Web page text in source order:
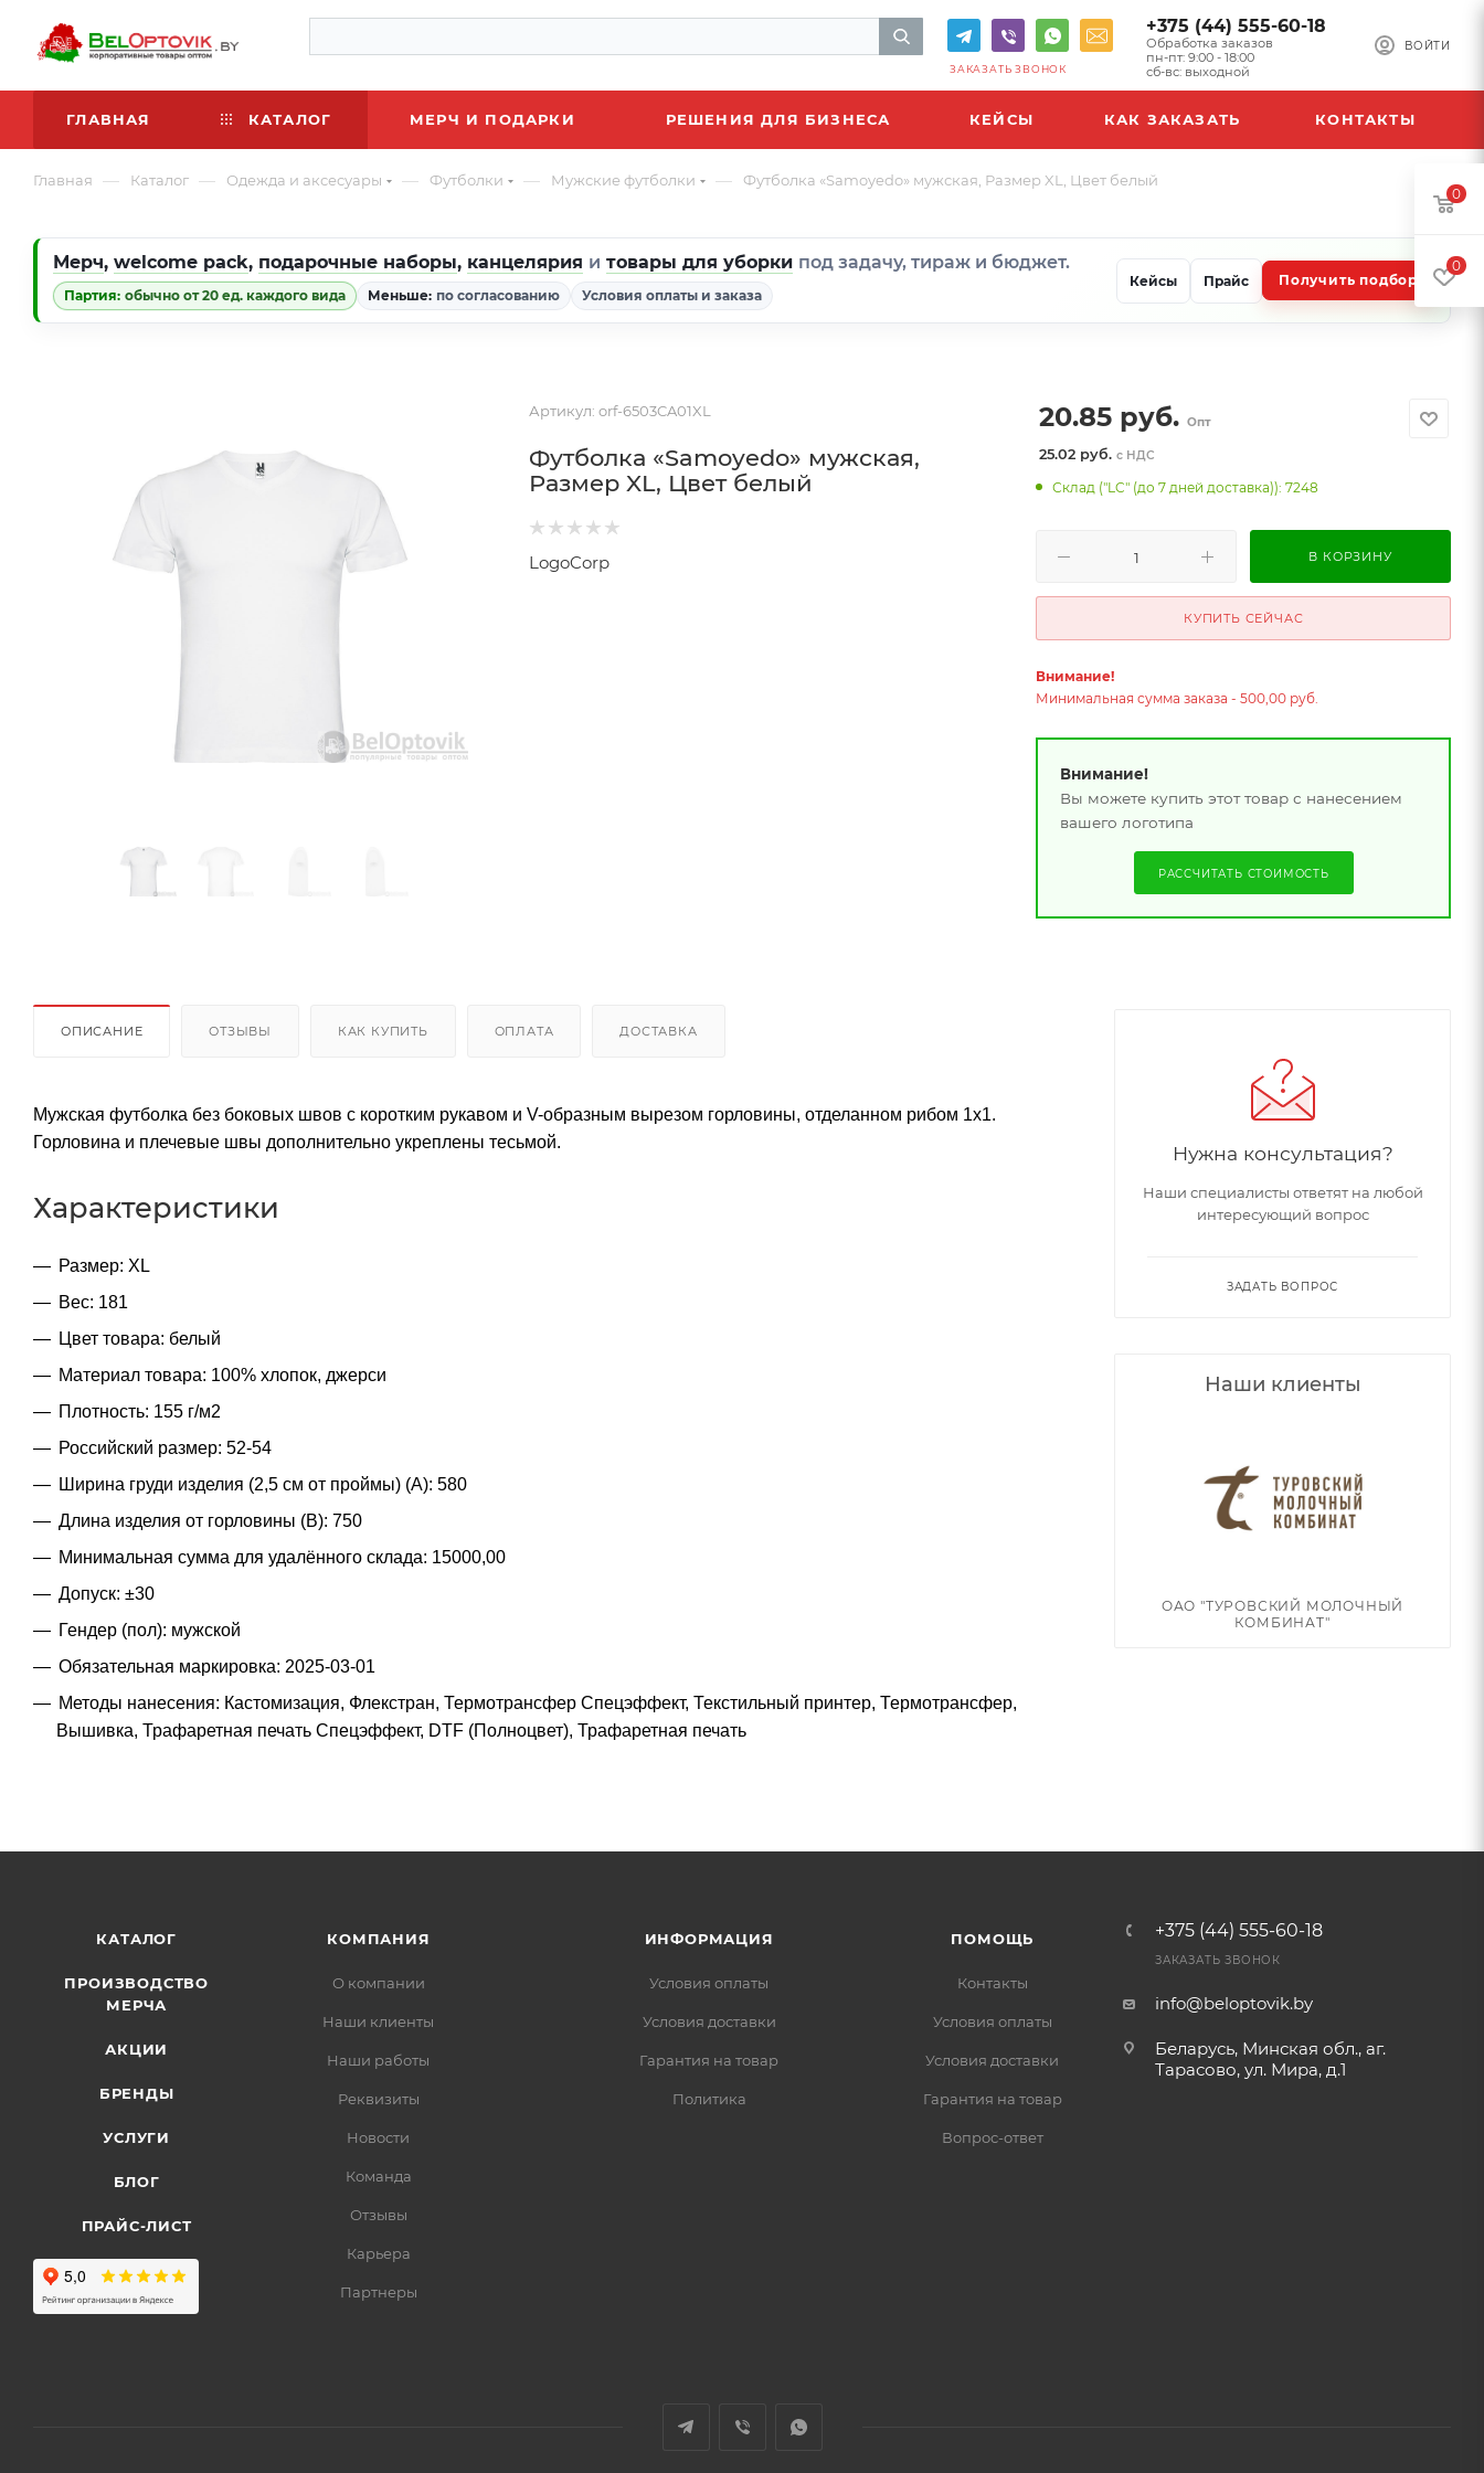
ВОЙТИ
+375 (44) 555-60-18
Обработка заказов
пн-пт: 9:00 - 18:00
сб-вс: выходной
ЗАКАЗАТЬ ЗВОНОК
ГЛАВНАЯ КАТАЛОГ МЕРЧ И ПОДАРКИ РЕШЕНИЯ ДЛЯ БИЗНЕСА КЕЙСЫ КАК ЗАКАЗАТЬ КОНТАКТЫ
Главная — Каталог — Одежда и аксесуары — Футболки — Мужские футболки — Футболка «Samoyedo» мужская, Размер XL, Цвет белый
Мерч, welcome pack, подарочные наборы, канцелярия и товары для уборки под задачу, тираж и бюджет.
Партия: обычно от 20 ед. каждого вида Меньше: по согласованию Условия оплаты и заказа
Кейсы Прайс Получить подбор
Артикул: orf-6503CA01XL
Футболка «Samoyedo» мужская,
Размер XL, Цвет белый
LogoCorp
20.85 руб. Опт
25.02 руб.с НДС
Склад ("LC" (до 7 дней доставка)): 7248
В КОРЗИНУ
КУПИТЬ СЕЙЧАС
Внимание!
Минимальная сумма заказа - 500,00 руб.
Внимание!
Вы можете купить этот товар с нанесением
вашего логотипа
РАССЧИТАТЬ СТОИМОСТЬ
ОПИСАНИЕ ОТЗЫВЫ КАК КУПИТЬ ОПЛАТА ДОСТАВКА
Мужская футболка без боковых швов с коротким рукавом и V-образным вырезом горловины, отделанном рибом 1х1.
Горловина и плечевые швы дополнительно укреплены тесьмой.
Характеристики
Размер: XL
Вес: 181
Цвет товара: белый
Материал товара: 100% хлопок, джерси
Плотность: 155 г/м2
Российский размер: 52-54
Ширина груди изделия (2,5 см от проймы) (A): 580
Длина изделия от горловины (B): 750
Минимальная сумма для удалённого склада: 15000,00
Допуск: ±30
Гендер (пол): мужской
Обязательная маркировка: 2025-03-01
Методы нанесения: Кастомизация, Флекстран, Термотрансфер Спецэффект, Текстильный принтер, Термотрансфер,
Вышивка, Трафаретная печать Спецэффект, DTF (Полноцвет), Трафаретная печать
Нужна консультация?
Наши специалисты ответят на любой
интересующий вопрос
ЗАДАТЬ ВОПРОС
Наши клиенты
ОАО "ТУРОВСКИЙ МОЛОЧНЫЙ
КОМБИНАТ"
КАТАЛОГ
ПРОИЗВОДСТВО
МЕРЧА
АКЦИИ
БРЕНДЫ
УСЛУГИ
БЛОГ
ПРАЙС-ЛИСТ
КОМПАНИЯ
О компании
Наши клиенты
Наши работы
Реквизиты
Новости
Команда
Отзывы
Карьера
Партнеры
ИНФОРМАЦИЯ
Условия оплаты
Условия доставки
Гарантия на товар
Политика
ПОМОЩЬ
Контакты
Условия оплаты
Условия доставки
Гарантия на товар
Вопрос-ответ
+375 (44) 555-60-18
ЗАКАЗАТЬ ЗВОНОК
info@beloptovik.by
Беларусь, Минская обл., аг.
Тарасово, ул. Мира, д.1
0
0